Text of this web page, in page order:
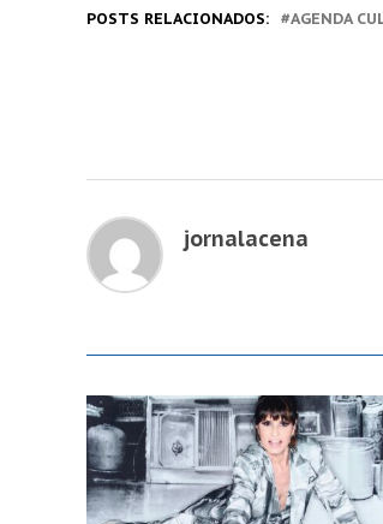
POSTS RELACIONADOS: AGENDA
jornalacena